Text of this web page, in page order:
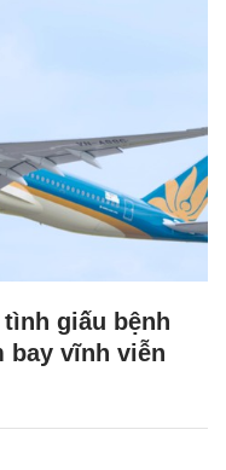
giấu bệnh
bay vĩnh viễn